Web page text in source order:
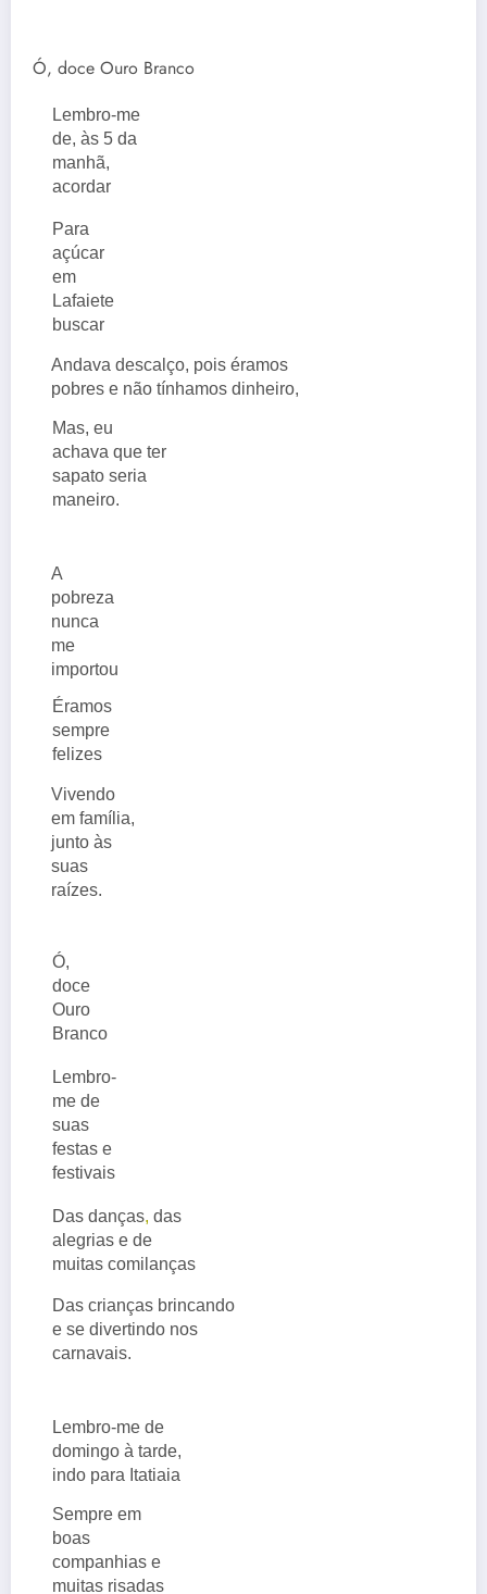
Ó, doce Ouro Branco
Lembro-me
de, às 5 da
manhã,
acordar
Para
açúcar
em
Lafaiete
buscar
Andava descalço, pois éramos
pobres e não tínhamos dinheiro,
Mas, eu
achava que ter
sapato seria
maneiro.
A
pobreza
nunca
me
importou
Éramos
sempre
felizes
Vivendo
em família,
junto às
suas
raízes.
Ó,
doce
Ouro
Branco
Lembro-
me de
suas
festas e
festivais
Das danças,das
alegrias e de
muitas comilanças
Das crianças brincando
e se divertindo nos
carnavais.
Lembro-me de
domingo à tarde,
indo para Itatiaia
Sempre em
boas
companhias e
muitas risadas